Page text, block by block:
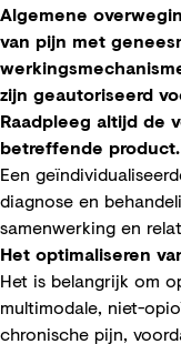
Algemene
van pijn met
zijn geautoriseerd
Raadpleeg altijd de
betreffende product.
Een
diagnose en
samenwerking en
Het optimaliseren
Het is belangrijk om
multimodale, niet-
chronische pijn,